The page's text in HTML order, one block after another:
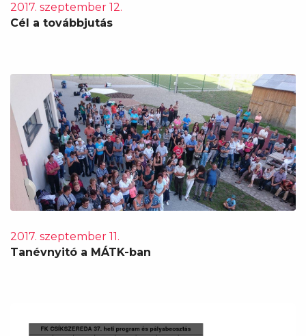
2017. szeptember 12.
Cél a továbbjutás
2017. szeptember 11.
Tanévnyitó a MÁTK-ban